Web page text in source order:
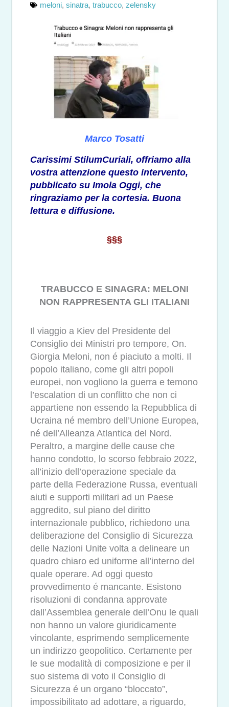
meloni, sinatra, trabucco, zelensky
Marco Tosatti
Carissimi StilumCuriali, offriamo alla
vostra attenzione questo intervento,
pubblicato su Imola Oggi, che
ringraziamo per la cortesia. Buona
lettura e diffusione.
§§§
TRABUCCO E SINAGRA: MELONI
NON RAPPRESENTA GLI ITALIANI
Il viaggio a Kiev del Presidente del
Consiglio dei Ministri pro tempore, On.
Giorgia Meloni, non é piaciuto a molti. Il
popolo italiano, come gli altri popoli
europei, non vogliono la guerra e temono
l’escalation di un conflitto che non ci
appartiene non essendo la Repubblica di
Ucraina né membro dell’Unione Europea,
né dell’Alleanza Atlantica del Nord.
Peraltro, a margine delle cause che
hanno condotto, lo scorso febbraio 2022,
all’inizio dell’operazione speciale da
parte della Federazione Russa, eventuali
aiuti e supporti militari ad un Paese
aggredito, sul piano del diritto
internazionale pubblico, richiedono una
deliberazione del Consiglio di Sicurezza
delle Nazioni Unite volta a delineare un
quadro chiaro ed uniforme all’interno del
quale operare. Ad oggi questo
provvedimento é mancante. Esistono
risoluzioni di condanna approvate
dall’Assemblea generale dell’Onu le quali
non hanno un valore giuridicamente
vincolante, esprimendo semplicemente
un indirizzo geopolitico. Certamente per
le sue modalità di composizione e per il
suo sistema di voto il Consiglio di
Sicurezza é un organo “bloccato”,
impossibilitato ad adottare, a riguardo,